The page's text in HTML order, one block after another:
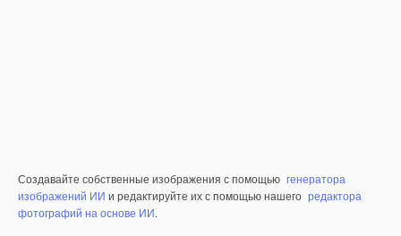
Создавайте собственные изображения с помощью генератора
изображений ИИ и редактируйте их с помощью нашего редактора
фотографий на основе ИИ.